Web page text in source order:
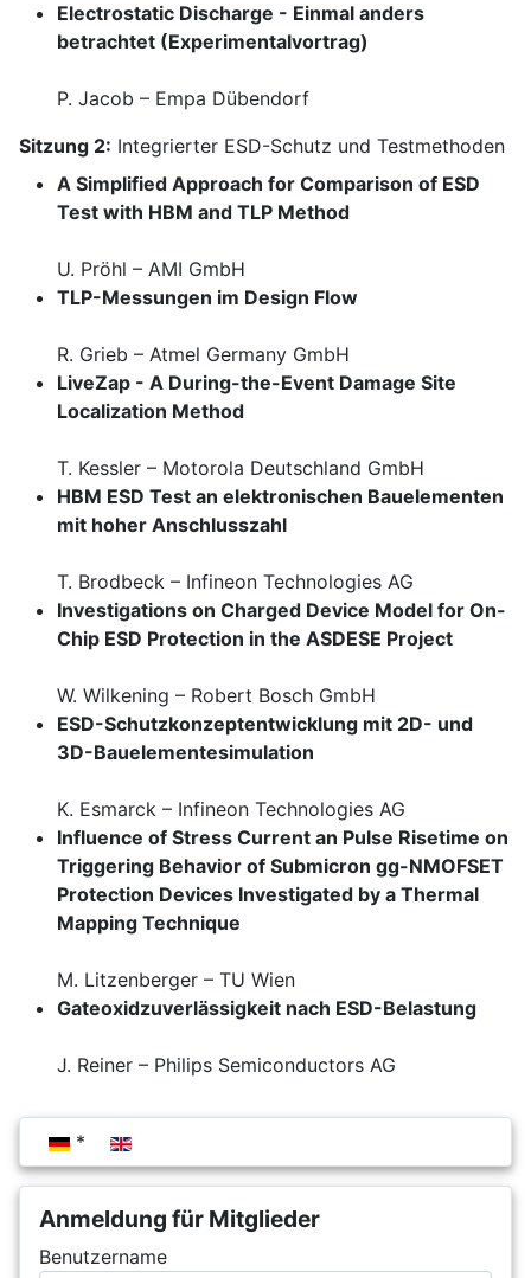
Sprache auswählen
Anmeldung für Mitglieder
Benutzername
Electrostatic Discharge - Einmal anders
betrachtet (Experimentalvortrag)
P. Jacob – Empa Dübendorf
Sitzung 2: Integrierter ESD-Schutz und Testmethoden
A Simplified Approach for Comparison of ESD
Test with HBM and TLP Method
U. Pröhl – AMI GmbH
TLP-Messungen im Design Flow
R. Grieb – Atmel Germany GmbH
LiveZap - A During-the-Event Damage Site
Localization Method
T. Kessler – Motorola Deutschland GmbH
HBM ESD Test an elektronischen Bauelementen
mit hoher Anschlusszahl
T. Brodbeck – Infineon Technologies AG
Investigations on Charged Device Model for On-
Chip ESD Protection in the ASDESE Project
W. Wilkening – Robert Bosch GmbH
ESD-Schutzkonzeptentwicklung mit 2D- und
3D-Bauelementesimulation
K. Esmarck – Infineon Technologies AG
Influence of Stress Current an Pulse Risetime on
Triggering Behavior of Submicron gg-NMOFSET
Protection Devices Investigated by a Thermal
Mapping Technique
M. Litzenberger – TU Wien
Gateoxidzuverlässigkeit nach ESD-Belastung
J. Reiner – Philips Semiconductors AG